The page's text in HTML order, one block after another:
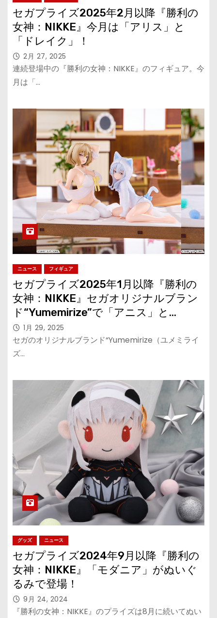
セガプライズ2025年2月以降『勝利の
女神：NIKKE』今月は「アリス」と
「ドレイク」！
2月 27, 2025
連続登場中の『勝利の女神：NIKKE』のフィギュア。今
月は「…
ニュース フィギュア
セガプライズ2025年1月以降『勝利の
女神：NIKKE』セガオリジナルブラン
ド“Yumemirize”で「アニス」と
「N102」が登場！
1月 29, 2025
セガのオリジナルブランド“Yumemirize（ユメミライ
ズ…
グッズ ニュース
セガプライズ2024年9月以降『勝利の
女神：NIKKE』「モダニア」がぬいぐ
るみで登場！
9月 24, 2024
『勝利の女神：NIKKE』のプライズは8月に続いてぬい